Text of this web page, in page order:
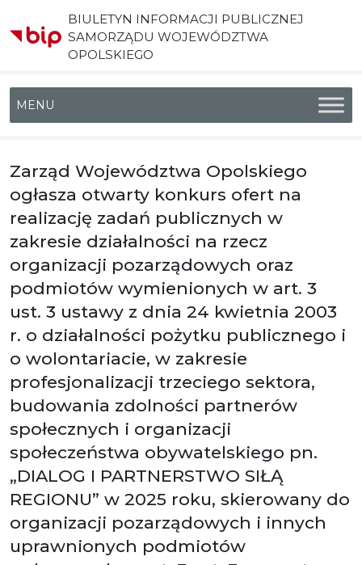
BIULETYN INFORMACJI PUBLICZNEJ
SAMORZĄDU WOJEWÓDZTWA
OPOLSKIEGO
Menu główne
Zarząd Województwa Opolskiego
ogłasza otwarty konkurs ofert na
realizację zadań publicznych w
zakresie działalności na rzecz
organizacji pozarządowych oraz
podmiotów wymienionych w art. 3
ust. 3 ustawy z dnia 24 kwietnia 2003
r. o działalności pożytku publicznego i
o wolontariacie, w zakresie
profesjonalizacji trzeciego sektora,
budowania zdolności partnerów
społecznych i organizacji
społeczeństwa obywatelskiego pn.
„DIALOG I PARTNERSTWO SIŁĄ
REGIONU” w 2025 roku, skierowany do
organizacji pozarządowych i innych
uprawnionych podmiotów